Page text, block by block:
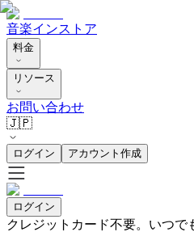
音楽インストア
料金
リソース
お問い合わせ
🇯🇵
ログイン アカウント作成
ログイン
クレジットカード不要。いつで